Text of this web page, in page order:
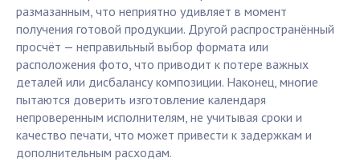
размазанным, что неприятно удивляет в момент
получения готовой продукции. Другой распространённый
просчёт — неправильный выбор формата или
расположения фото, что приводит к потере важных
деталей или дисбалансу композиции. Наконец, многие
пытаются доверить изготовление календаря
непроверенным исполнителям, не учитывая сроки и
качество печати, что может привести к задержкам и
дополнительным расходам.